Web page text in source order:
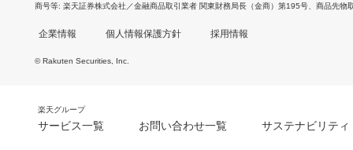
商号等 楽天証券株式会社／金融商品取引業者 関東財務局長（金商）第195号、商品先物
企業情報 個人情報保護方針 採用情報
© Rakuten Securities, Inc.
楽天グループ
サービス一覧 お問い合わせ一覧 サステナビリティ